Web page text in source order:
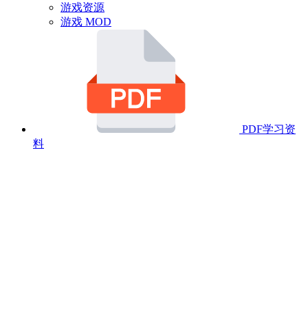
游戏资源
游戏 MOD
PDF学习资
料